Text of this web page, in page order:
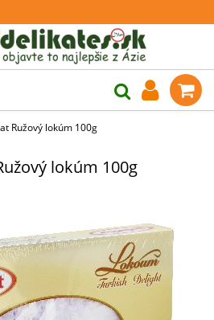
Ružový lokúm 100g
lokúm 100g